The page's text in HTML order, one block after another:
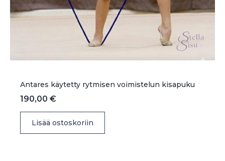
Antares käytetty rytmisen voimistelun kisapuku
190,00 €
Lisää ostoskoriin